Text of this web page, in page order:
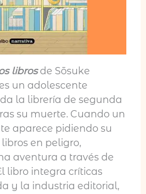
librosde Sōsuke
un adolescente
la librería de segunda
su muerte. Cuando un
aparece pidiendo su
en peligro,
aventura a través de
libro integra críticas
y la industria editorial,